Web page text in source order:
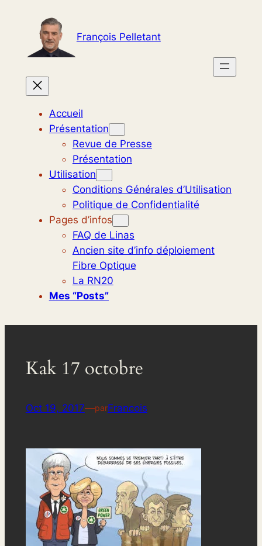
contenu
François Pelletant
Accueil
Présentation
Revue de Presse
Présentation
Utilisation
Conditions Générales d’Utilisation
Politique de Confidentialité
Pages d’infos
FAQ de Linas
Ancien site d’info déploiement
Fibre Optique
La RN20
Mes “posts”
Kak 17 octobre
Oct 19, 2017—parFrancois